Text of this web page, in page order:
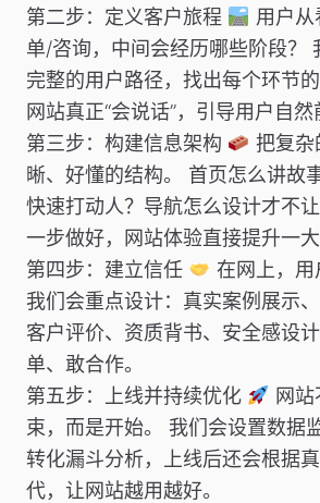
第二步：定义客户旅程
用户从
单/咨询，中间会经历哪些阶段？
完整的用户路径，找出每个环节
网站真正“会说话”，引导用户自然
第三步：构建信息架构
把复杂
晰、好懂的结构。 首页怎么讲故
快速打动人？导航怎么设计才不
一步做好，网站体验直接提升一大
第四步：建立信任
在网上，用
我们会重点设计：真实案例展示、
客户评价、资质背书、安全感设
单、敢合作。
第五步：上线并持续优化
网
束，而是开始。 我们会设置数据
转化漏斗分析，上线后还会根据
代，让网站越用越好。